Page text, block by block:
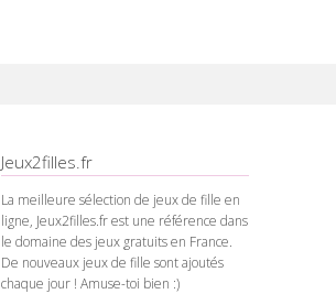
Jeux2filles.fr
La meilleure sélection de jeux de fille en
ligne, Jeux2filles.fr est une référence dans
le domaine des jeux gratuits en France.
De nouveaux jeux de fille sont ajoutés
chaque jour ! Amuse-toi bien :)